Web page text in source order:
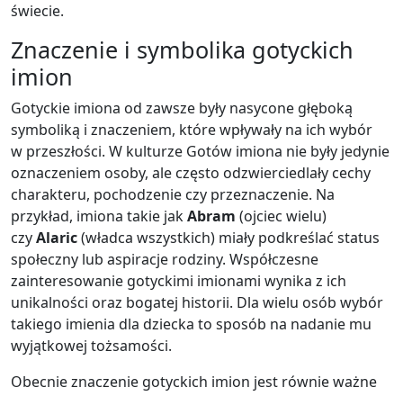
świecie.
Znaczenie i symbolika gotyckich
imion
Gotyckie imiona od zawsze były nasycone głęboką
symboliką i znaczeniem, które wpływały na ich wybór
w przeszłości. W kulturze Gotów imiona nie były jedynie
oznaczeniem osoby, ale często odzwierciedlały cechy
charakteru, pochodzenie czy przeznaczenie. Na
przykład, imiona takie jakAbram (ojciec wielu)
czyAlaric(władca wszystkich) miały podkreślać status
społeczny lub aspiracje rodziny. Współczesne
zainteresowanie gotyckimi imionami wynika z ich
unikalności oraz bogatej historii. Dla wielu osób wybór
takiego imienia dla dziecka to sposób na nadanie mu
wyjątkowej tożsamości.
Obecnie znaczenie gotyckich imion jest równie ważne